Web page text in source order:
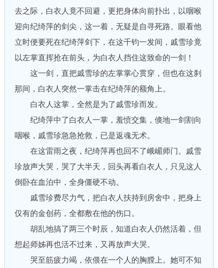
去之际，白衣人竟不回避，更把身体向前扑出，以咽喉
迎向纪绮萍的剑尖，这一着，无疑是自寻死路。眼看他
立时便要死在纪绮萍剑下，在这千钧一发间，戚雪珍竟
以左掌直挥抢在前头，为白衣人挡住这致命的一剑！
这一剑，直把戚雪珍的左掌掌心贯穿，但也在这刹
那间，白衣人突然一掌击在纪绮萍的额角上。
白衣人这掌，全然是为了戚雪珍而发。
纪绮萍中了白衣人一掌，羞愤交集，倏地一剑割向
咽喉，戚雪珍急急抢救，已是返魂无术。
在这雷雨之夜，纪绮萍再也回不了峨嵋师门。戚雪
珍放声大哭，哭了大半天，回头再看白衣人，只见这人
倒卧在血泊中，全身僵硬不动。
戚雪珍费尽力气，把白衣人扶持到房舍中，把身上
仅有的金创药，全都敷在他的伤口。
胡乱地搞了两三个时辰，知道白衣人仍然活着，但
想起师姊再也活不过来，又再放声大哭。
哭至筋疲力竭，依偎在一个人的胸膛上。她可不知